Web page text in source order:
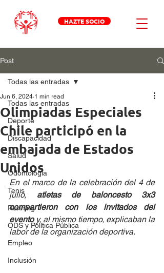
HAZTE SOCIO
Post
Todas las entradas
Deporte
Discapacidad
Salud
Odontologia
Tenis
Running
ODS y Política Pública
Empleo
Inclusión
Todas las entradas
Olimpiadas Especiales
Chile participó en la
embajada de Estados
Unidos
Jun 6, 2024 1 min read
En el marco de la celebración del 4 de
julio, atletas de baloncesto 3x3
compartieron con los invitados del
evento y, al mismo tiempo, explicaban la
labor de la organización deportiva.